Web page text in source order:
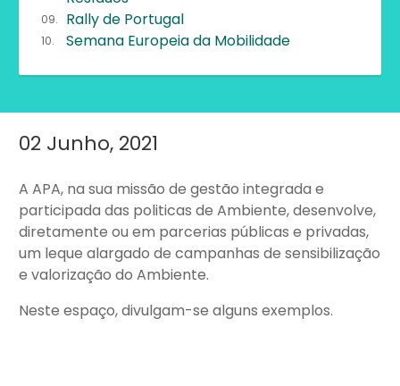
Rally de Portugal
Semana Europeia da Mobilidade
Main
02 Junho, 2021
A APA, na sua missão de gestão integrada e
participada das politicas de Ambiente, desenvolve,
diretamente ou em parcerias públicas e privadas,
um leque alargado de campanhas de sensibilização
e valorização do Ambiente.
Neste espaço, divulgam-se alguns exemplos.